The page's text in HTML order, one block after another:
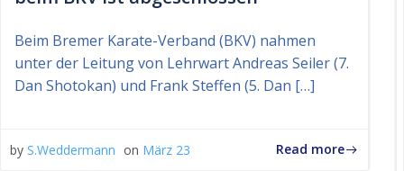
Beim Bremer Karate-Verband (BKV) nahmen
unter der Leitung von Lehrwart Andreas Seiler (7.
Dan Shotokan) und Frank Steffen (5. Dan […]
by S.Weddermann on März 23 Read more